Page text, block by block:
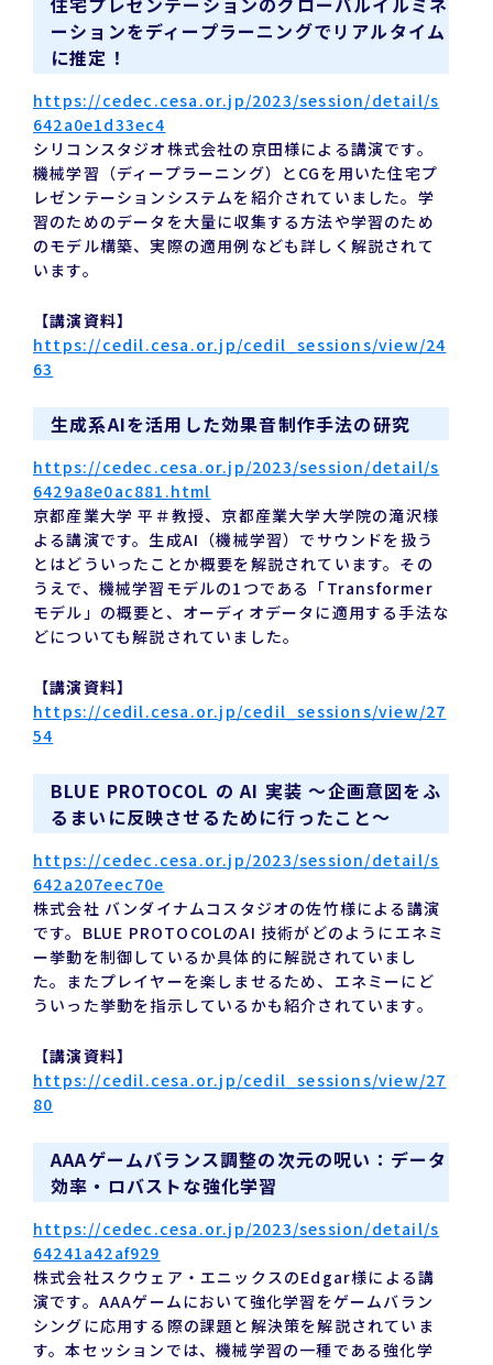
ーションをディープラーニングでリアルタイム
に推定！
https://cedec.cesa.or.jp/2023/session/detail/s
642a0e1d33ec4
シリコンスタジオ株式会社の京田様による講演です。
機械学習（ディープラーニング）とCGを用いた住宅プ
レゼンテーションシステムを紹介されていました。学
習のためのデータを大量に収集する方法や学習のため
のモデル構築、実際の適用例なども詳しく解説されて
います。
【講演資料】
https://cedil.cesa.or.jp/cedil_sessions/view/24
63
生成系AIを活用した効果音制作手法の研究
https://cedec.cesa.or.jp/2023/session/detail/s
6429a8e0ac881.html
京都産業大学 平＃教授、京都産業大学大学院の滝沢様
よる講演です。生成AI（機械学習）でサウンドを扱う
とはどういったことか概要を解説されています。その
うえで、機械学習モデルの1つである「Transformer
モデル」の概要と、オーディオデータに適用する手法な
どについても解説されていました。
【講演資料】
https://cedil.cesa.or.jp/cedil_sessions/view/27
54
BLUE PROTOCOL の AI 実装 ～企画意図をふ
るまいに反映させるために行ったこと～
https://cedec.cesa.or.jp/2023/session/detail/s
642a207eec70e
株式会社 バンダイナムコスタジオの佐竹様による講演
です。BLUE PROTOCOLのAI 技術がどのようにエネミ
ー挙動を制御しているか具体的に解説されていまし
た。またプレイヤーを楽しませるため、エネミーにど
ういった挙動を指示しているかも紹介されています。
【講演資料】
https://cedil.cesa.or.jp/cedil_sessions/view/27
80
AAAゲームバランス調整の次元の呪い：データ
効率・ロバストな強化学習
https://cedec.cesa.or.jp/2023/session/detail/s
64241a42af929
株式会社スクウェア・エニックスのEdgar様による講
演です。AAAゲームにおいて強化学習をゲームバラン
シングに応用する際の課題と解決策を解説されていま
す。本セッションでは、機械学習の一種である強化学